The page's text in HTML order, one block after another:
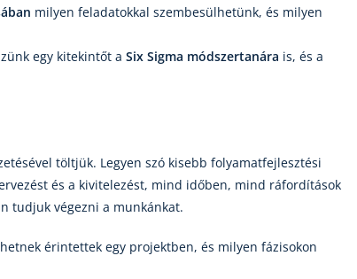
milyen feladatokkal szembesülhetünk, és milyen
egy kitekintőt a Six Sigma módszertanára is, és a
töltjük. Legyen szó kisebb folyamatfejlesztési
és a kivitelezést, mind időben, mind ráfordítások
tudjuk végezni a munkánkat.
érintettek egy projektben, és milyen fázisokon